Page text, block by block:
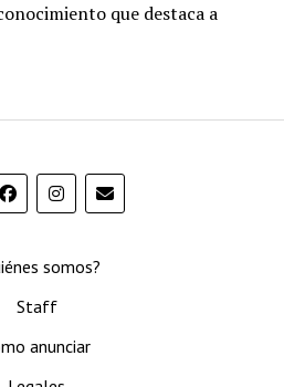
que destaca a
somos?
Staff
anunciar